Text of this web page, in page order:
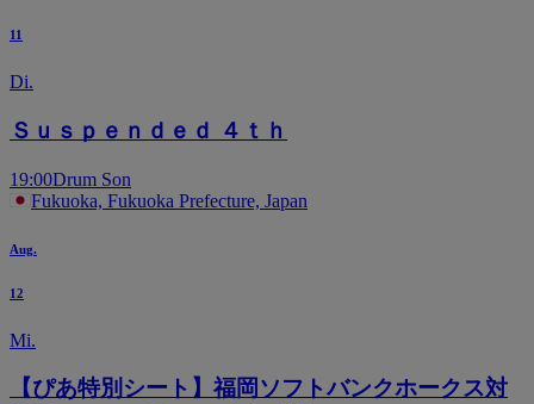
11
Di.
Ｓｕｓｐｅｎｄｅｄ ４ｔｈ
19:00Drum Son
Fukuoka, Fukuoka Prefecture, Japan
Aug.
12
Mi.
【ぴあ特別シート】福岡ソフトバンクホークス対